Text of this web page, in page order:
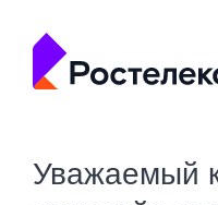
Уважаемый